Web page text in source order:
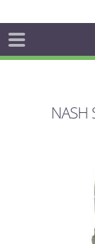
NASH